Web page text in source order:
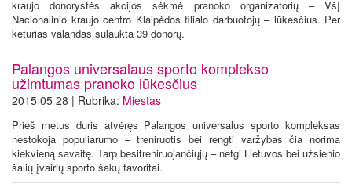
kraujo donorystės akcijos sėkmė pranoko organizatorių – VšĮ
Nacionalinio kraujo centro Klaipėdos filialo darbuotojų – lūkesčius. Per
keturias valandas sulaukta 39 donorų.
Palangos universalaus sporto komplekso
užimtumas pranoko lūkesčius
2015 05 28 | Rubrika: Miestas
Prieš metus duris atvėręs Palangos universalus sporto kompleksas
nestokoja populiarumo – treniruotis bei rengti varžybas čia norima
kiekvieną savaitę. Tarp besitreniruojančiųjų – netgi Lietuvos bei užsienio
šalių įvairių sporto šakų favoritai.